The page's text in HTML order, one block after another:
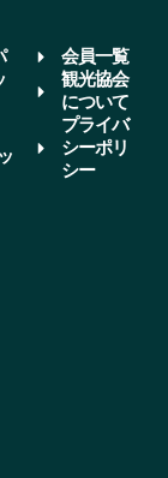
会員一覧
観光協会
について
プライバ
シーポリ
シー